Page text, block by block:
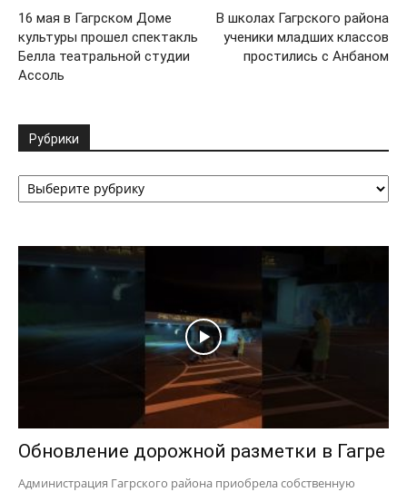
16 мая в Гагрском Доме
культуры прошел спектакль
Белла театральной студии
Ассоль
В школах Гагрского района
ученики младших классов
простились с Анбаном
Рубрики
Рубрики
Обновление дорожной разметки в Гагре
Администрация Гагрского района приобрела собственную